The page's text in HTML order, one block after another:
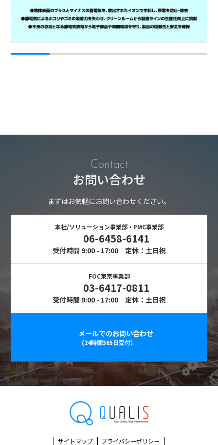
Contact
お問い合わせ
まずはお気軽にお問い合わせください。
本社/ソリューション事業部・PMC事業部
06-6458-6141
受付時間 9:00 - 17:00 定休：土日祝
FOC東京事業部
03-6417-0811
受付時間 9:00 - 17:00 定休：土日祝
メールでのお問い合わせ
(24時間365日受付）
サイトマップ プライバシーポリシー